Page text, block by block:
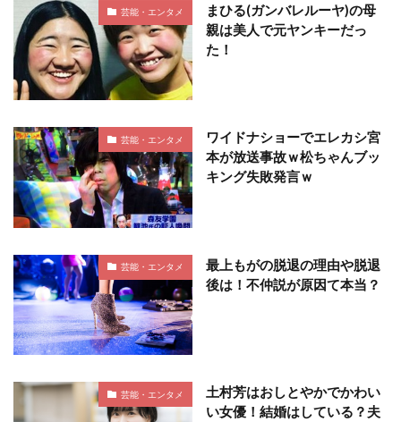
芸能・エンタメ
まひる(ガンバレルーヤ)の母
親は美人で元ヤンキーだっ
た！
芸能・エンタメ
ワイドナショーでエレカシ宮
本が放送事故ｗ松ちゃんブッ
キング失敗発言ｗ
芸能・エンタメ
最上もがの脱退の理由や脱退
後は！不仲説が原因て本当？
芸能・エンタメ
土村芳はおしとやかでかわい
い女優！結婚はしている？夫